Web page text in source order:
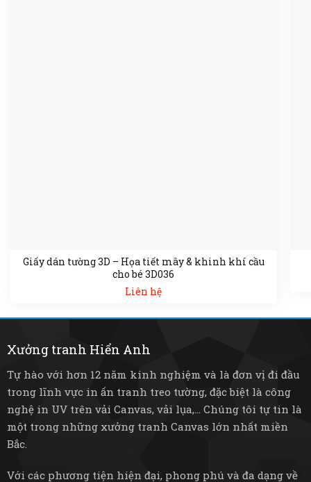
Giấy dán tường 3D – Họa tiết mây & khinh khí cầu
cho bé 3D036
Liên hệ
Xưởng tranh Hiển Anh
Tự hào với hơn 12 năm kinh nghiệm và là đơn vị đi đầu
trong lĩnh vực in ấn tranh treo tường, đặc biệt là công
nghệ in UV trên vải Canvas, vải lụa,... Chúng tôi tự tin là
một trong những xưởng tranh Canvas lớn nhất miền
Bắc.
Với các phương tiện hiện đại, phong phú và đa dạng về